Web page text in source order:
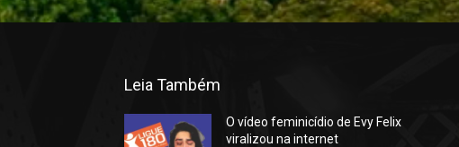
Leia Também
O vídeo feminicídio de Evy Felix
viralizou na internet